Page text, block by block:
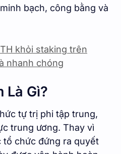
bạch, công bằng và
khỏi staking trên
nhanh chóng
Là Gì?
tự trị phi tập trung,
trung ương. Thay vì
tổ chức đứng ra quyết